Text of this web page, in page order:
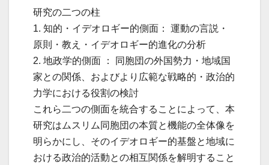
研究の二つの柱
1. 知的・イデオロギー的側面： 運動の言説・
原則・教え・イデオロギー的進化の分析
2. 地政学的側面 ： 同胞団の外国勢力・地域国
家との関係、およびより広範な戦略的・政治的
力学における役割の検討
これら二つの側面を統合することによって、本
研究はムスリム同胞団の本質と機能の全体像を
明らかにし、そのイデオロギー的基盤と地域に
おける政治的活動との相互関係を解明すること